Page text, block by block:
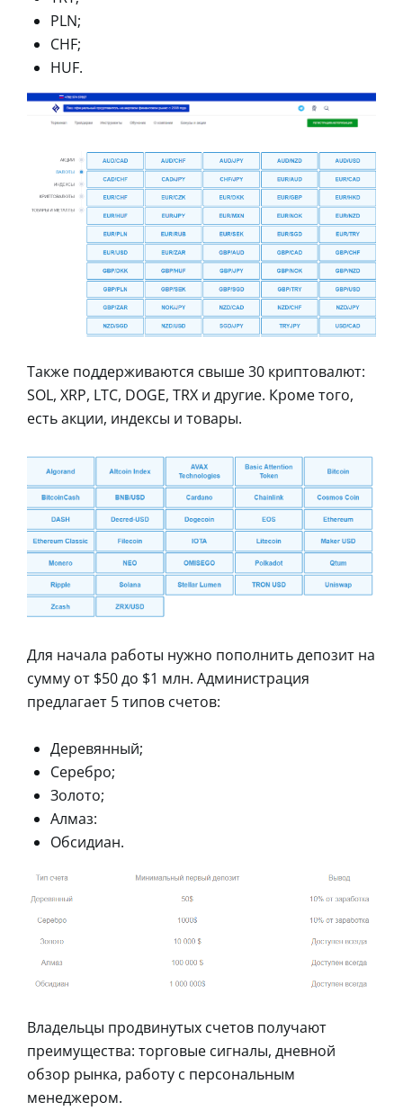
PLN;
CHF;
HUF.
Также поддерживаются свыше 30 криптовалют:
SOL, XRP, LTC, DOGE, TRX и другие. Кроме того,
есть акции, индексы и товары.
Для начала работы нужно пополнить депозит на
сумму от $50 до $1 млн. Администрация
предлагает 5 типов счетов:
Деревянный;
Серебро;
Золото;
Алмаз:
Обсидиан.
Владельцы продвинутых счетов получают
преимущества: торговые сигналы, дневной
обзор рынка, работу с персональным
менеджером.